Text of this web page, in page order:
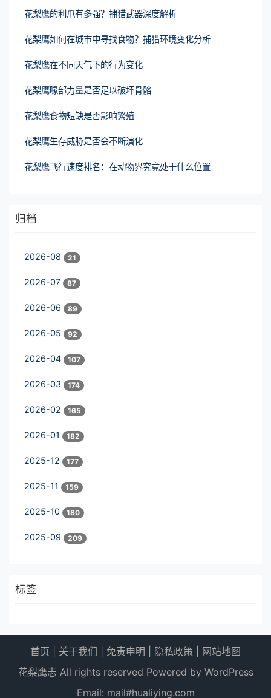
花梨鹰的利爪有多强？捕猎武器深度解析
花梨鹰如何在城市中寻找食物？捕猎环境变化分析
花梨鹰在不同天气下的行为变化
花梨鹰喙部力量是否足以破坏骨骼
花梨鹰食物短缺是否影响繁殖
花梨鹰生存威胁是否会不断演化
花梨鹰飞行速度排名：在动物界究竟处于什么位置
归档
2026-08 21
2026-07 87
2026-06 89
2026-05 92
2026-04 107
2026-03 174
2026-02 165
2026-01 182
2025-12 177
2025-11 159
2025-10 180
2025-09 209
标签
首页 关于我们 免责申明 隐私政策
网站地图
花梨鹰志 All rights reserved Powered by WordPress
Email: mail#hualiying.com